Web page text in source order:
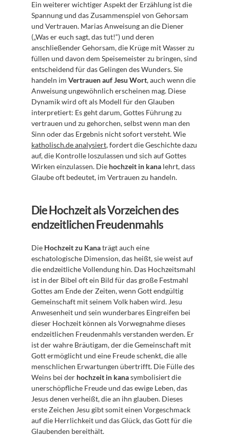
Ein weiterer wichtiger Aspekt der Erzählung ist die
Spannung und das Zusammenspiel von Gehorsam
und Vertrauen. Marias Anweisung an die Diener
(„Was er euch sagt, das tut!“) und deren
anschließender Gehorsam, die Krüge mit Wasser zu
füllen und davon dem Speisemeister zu bringen, sind
entscheidend für das Gelingen des Wunders. Sie
handeln im Vertrauen auf Jesu Wort, auch wenn die
Anweisung ungewöhnlich erscheinen mag. Diese
Dynamik wird oft als Modell für den Glauben
interpretiert: Es geht darum, Gottes Führung zu
vertrauen und zu gehorchen, selbst wenn man den
katholisch.de analysiert, fordert die Geschichte dazu
auf, die Kontrolle loszulassen und sich auf Gottes
Wirken einzulassen. Die hochzeit in kana lehrt, dass
Glaube oft bedeutet, im Vertrauen zu handeln.
Die Hochzeit als Vorzeichen des
endzeitlichen Freudenmahls
Die Hochzeit zu Kana trägt auch eine
eschatologische Dimension, das heißt, sie weist auf
die endzeitliche Vollendung hin. Das Hochzeitsmahl
ist in der Bibel oft ein Bild für das große Festmahl
Gottes am Ende der Zeiten, wenn Gott endgültig
Gemeinschaft mit seinem Volk haben wird. Jesu
Anwesenheit und sein wunderbares Eingreifen bei
dieser Hochzeit können als Vorwegnahme dieses
endzeitlichen Freudenmahls verstanden werden. Er
ist der wahre Bräutigam, der die Gemeinschaft mit
Gott ermöglicht und eine Freude schenkt, die alle
menschlichen Erwartungen übertrifft. Die Fülle des
Weins bei der hochzeit in kana symbolisiert die
unerschöpfliche Freude und das ewige Leben, das
Jesus denen verheißt, die an ihn glauben. Dieses
erste Zeichen Jesu gibt somit einen Vorgeschmack
auf die Herrlichkeit und das Glück, das Gott für die
Glaubenden bereithält.